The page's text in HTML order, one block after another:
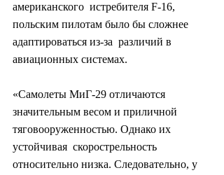
американского  истребителя F-16,
польским пилотам было бы сложнее
адаптироваться из-за  различий в
авиационных системах.
«Самолеты МиГ-29 отличаются
значительным весом и приличной
тяговооруженностью. Однако их
устойчивая  скорострельность
относительно низка. Следовательно, у